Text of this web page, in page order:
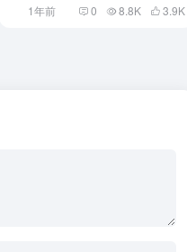
1年前 0 8.8K 3.9K